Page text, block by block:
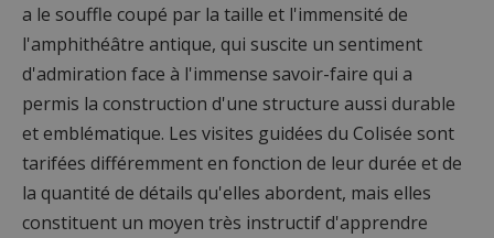
a le souffle coupé par la taille et l'immensité de
l'amphithéâtre antique, qui suscite un sentiment
d'admiration face à l'immense savoir-faire qui a
permis la construction d'une structure aussi durable
et emblématique. Les visites guidées du Colisée sont
tarifées différemment en fonction de leur durée et de
la quantité de détails qu'elles abordent, mais elles
constituent un moyen très instructif d'apprendre